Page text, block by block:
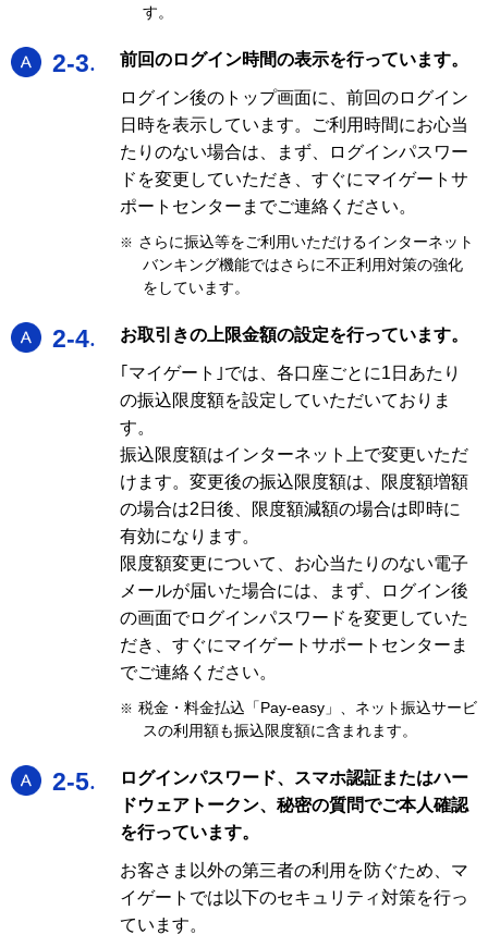
す。
A
2-3 前回のログイン時間の表示を行っています。
ログイン後のトップ画面に、前回のログイン
日時を表示しています。ご利用時間にお心当
たりのない場合は、まず、ログインパスワー
ドを変更していただき、すぐにマイゲートサ
ポートセンターまでご連絡ください。
※ さらに振込等をご利用いただけるインターネット
バンキング機能ではさらに不正利用対策の強化
をしています。
A
2-4 お取引きの上限金額の設定を行っています。
｢マイゲート｣では、各口座ごとに1日あたり
の振込限度額を設定していただいておりま
す。
振込限度額はインターネット上で変更いただ
けます。変更後の振込限度額は、限度額増額
の場合は2日後、限度額減額の場合は即時に
有効になります。
限度額変更について、お心当たりのない電子
メールが届いた場合には、まず、ログイン後
の画面でログインパスワードを変更していた
だき、すぐにマイゲートサポートセンターま
でご連絡ください。
※ 税金・料金払込「Pay-easy」、ネット振込サービ
スの利用額も振込限度額に含まれます。
A
2-5
ログインパスワード、スマホ認証またはハー
ドウェアトークン、秘密の質問でご本人確認
を行っています。
お客さま以外の第三者の利用を防ぐため、マ
イゲートでは以下のセキュリティ対策を行っ
ています。